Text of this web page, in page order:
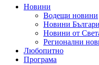
Новини
Водещи новини
Новини
Новини от
Регионални
Любопитно
Програма